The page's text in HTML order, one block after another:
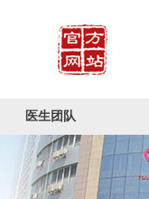
医生团队